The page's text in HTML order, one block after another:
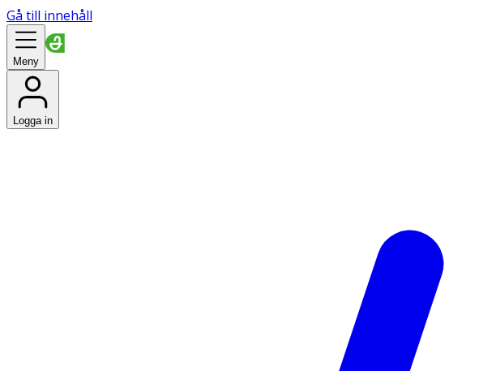
Gå till innehåll
Meny
Logga in